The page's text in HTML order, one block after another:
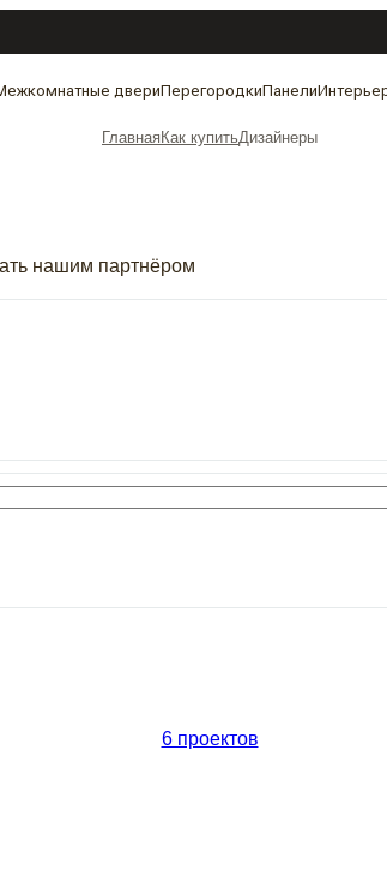
двериПерегородкиПанели
ГлавнаяКак купитьДизайнеры
нашим партнёром
6 проектов